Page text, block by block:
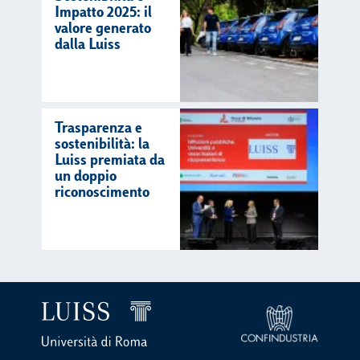
Impatto 2025: il
valore generato
dalla Luiss
Trasparenza e
sostenibilità: la
Luiss premiata da
un doppio
riconoscimento